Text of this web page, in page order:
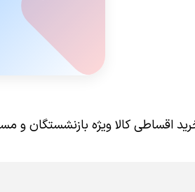
اقساطی کالا ویژه بازنشستگان و